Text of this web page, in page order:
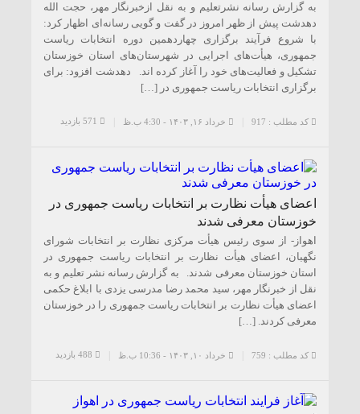
به گزارش رسانه نشرتعلیم و به نقل ازخبرنگار مهر، حجت الله
دهدشت پیش از ظهر امروز در گفت و گویی رسانه‌ای اظهار کرد:
با شروع فرآیند برگزاری چهاردهمین دوره انتخابات ریاست
جمهوری، هیأت‌های اجرایی در شهرستان‌های استان خوزستان
تشکیل و فعالیت‌های خود را آغاز کرده اند. دهدشت افزود: برای
برگزاری انتخابات ریاست جمهوری در […]
کد مطلب : 917 خرداد ۱۶, ۱۴۰۳ - 4:30 ب.ظ
اعضای هیأت نظارت بر انتخابات ریاست جمهوری در
خوزستان معرفی شدند
اهواز- از سوی رئیس هیأت مرکزی نظارت بر انتخابات شورای
نگهبان، اعضای هیأت نظارت بر انتخابات ریاست جمهوری در
استان خوزستان معرفی شدند. به گزارش رسانه نشر تعلیم و به
نقل از خبرنگار مهر، سید محمد رضا مدرسی یزدی با ابلاغ حکمی
اعضای هیأت نظارت بر انتخابات ریاست جمهوری را در خوزستان
معرفی کردند. […]
کد مطلب : 759 خرداد ۱۰, ۱۴۰۳ - 10:36 ب.ظ